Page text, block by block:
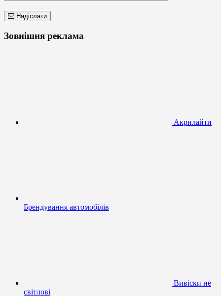
Надіслати
Зовнішня реклама
Акрилайти
Брендування автомобілів
Вивіски не
світлові